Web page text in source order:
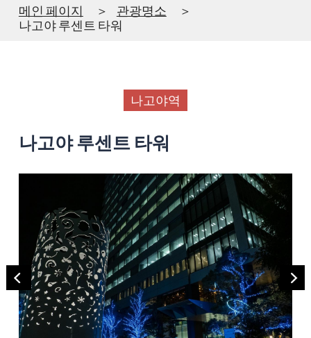
메인 페이지
관광명소
나고야 루센트 타워
나고야역
나고야 루센트 타워